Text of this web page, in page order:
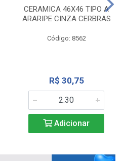
CERAMICA 46X46 TIPO A
ARARIPE CINZA CERBRAS
Código: 8562
R$ 30,75
Adicionar